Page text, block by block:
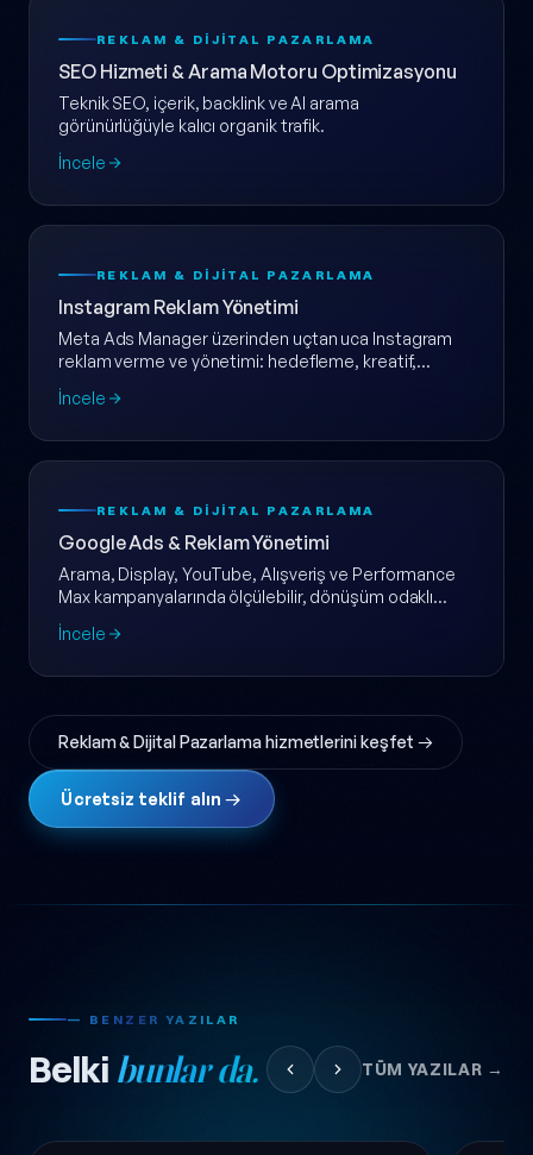
REKLAM & DIJITAL PAZARLAMA
SEO Hizmeti & Arama Motoru Optimizasyonu
Teknik SEO, içerik, backlink ve AI arama
görünürlüğüyle kalıcı organik trafik.
İncele
REKLAM & DIJITAL PAZARLAMA
Instagram Reklam Yönetimi
Meta Ads Manager üzerinden uçtan uca Instagram
reklam verme ve yönetimi: hedefleme, kreatif,
dönüşüm takibi ve haftalık raporlama tek pakette.
İncele
REKLAM & DIJITAL PAZARLAMA
Google Ads & Reklam Yönetimi
Arama, Display, YouTube, Alışveriş ve Performance
Max kampanyalarında ölçülebilir, dönüşüm odaklı
Google Ads yönetimi.
İncele
Reklam & Dijital Pazarlama hizmetlerini keşfet →
Ücretsiz teklif alın →
— BENZER YAZILAR
Belki bunlar da. TÜM YAZILAR →